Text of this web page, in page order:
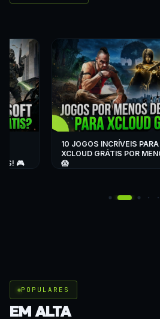
🎮
▶
10 JOGOS INCRÍVEIS
XCLOUD GRÁTIS POR
😱
POPULARES
EM ALTA